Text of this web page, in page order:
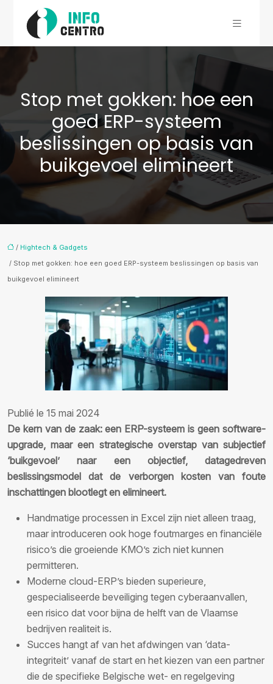
Stop met gokken: hoe een
goed ERP-systeem
beslissingen op basis van
buikgevoel elimineert
/ Hightech & Gadgets
/ Stop met gokken: hoe een goed ERP-systeem beslissingen op basis van
buikgevoel elimineert
Publié le 15 mai 2024
De kern van de zaak: een ERP-systeem is geen software-
upgrade, maar een strategische overstap van subjectief
‘buikgevoel’ naar een objectief, datagedreven
beslissingsmodel dat de verborgen kosten van foute
inschattingen blootlegt en elimineert.
Handmatige processen in Excel zijn niet alleen traag,
maar introduceren ook hoge foutmarges en financiële
risico’s die groeiende KMO’s zich niet kunnen
permitteren.
Moderne cloud-ERP’s bieden superieure,
gespecialiseerde beveiliging tegen cyberaanvallen,
een risico dat voor bijna de helft van de Vlaamse
bedrijven realiteit is.
Succes hangt af van het afdwingen van ‘data-
integriteit’ vanaf de start en het kiezen van een partner
die de specifieke Belgische wet- en regelgeving